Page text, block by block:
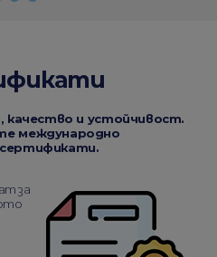
качество и устойчивост.
международно
за